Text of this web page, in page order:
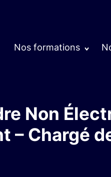
Nos formations
Non
– Chargé